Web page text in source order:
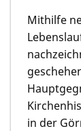
Mithilfe
in der